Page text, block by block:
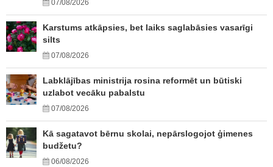
07/08/2026
Karstums atkāpsies, bet laiks saglabāsies vasarīgi
silts
07/08/2026
Labklājības ministrija rosina reformēt un būtiski
uzlabot vecāku pabalstu
07/08/2026
Kā sagatavot bērnu skolai, nepārslogojot ģimenes
budžetu?
06/08/2026